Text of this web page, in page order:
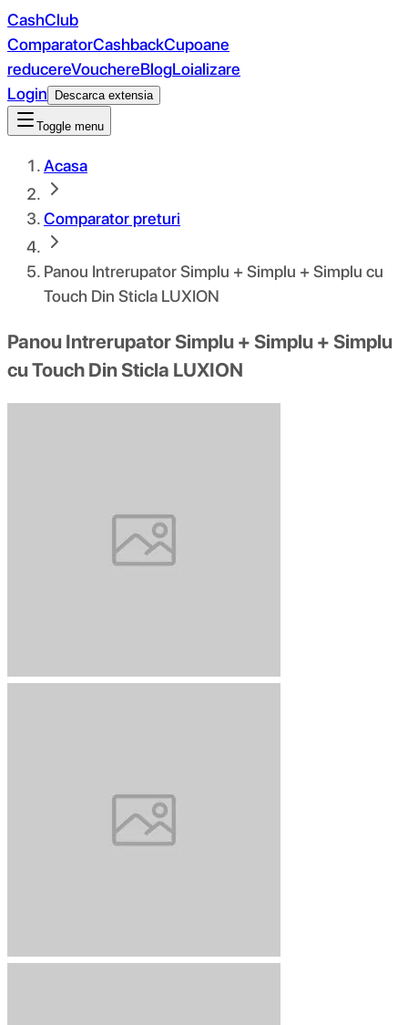
CashClub
ComparatorCashbackCupoane
reducereVouchereBlogLoializare
Login
Descarca extensia
Toggle menu
Acasa
Comparator preturi
Panou Intrerupator Simplu + Simplu + Simplu cu
Touch Din Sticla LUXION
Panou Intrerupator Simplu + Simplu + Simplu
cu Touch Din Sticla LUXION